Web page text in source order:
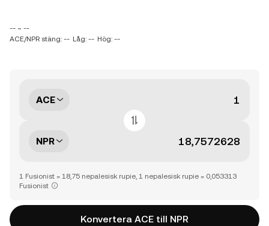
-- ~ --
ACE/NPR stäng: -- Låg: -- Hög: --
ACE
NPR
1 Fusionist = 18,75 nepalesisk rupie, 1 nepalesisk rupie = 0,053313
Fusionist
Konvertera ACE till NPR